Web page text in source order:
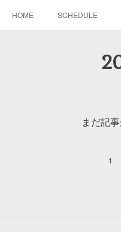
HOME SCHEDULE
まだ記
1